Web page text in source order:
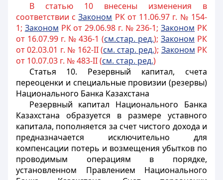
В статью 10 внесены изменения в
соответствии сЗаконом РК от 11.06.97 г. № 154-
1; Законом РК от 29.06.98 г. № 236-1;Законом РК
от 16.07.99 г. № 436-1 (см.стар. ред.);Законом РК
от 02.03.01 г. № 162-II (см. стар. ред.); Законом РК
от 10.07.03 г. № 483-II (см. стар. ред.)
Статья 10. Резервный капитал, счета
переоценки и специальные провизии (резервы)
Национального Банка Казахстана
Резервный капитал Национального Банка
Казахстана образуется в размере уставного
капитала, пополняется за счет чистого дохода и
предназначается исключительно для
компенсации потерь и возмещения убытков по
проводимым операциям в порядке,
установленном Правлением Национального